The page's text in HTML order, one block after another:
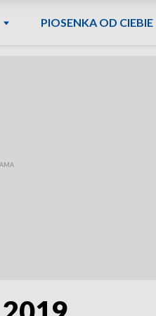
PIOSENKA OD CIEBIE